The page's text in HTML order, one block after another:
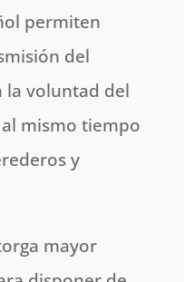
permiten
del
la voluntad del
mismo tiempo
y
mayor